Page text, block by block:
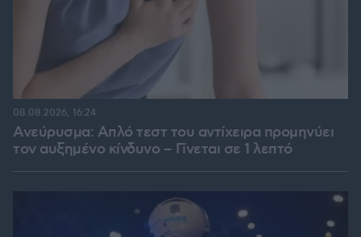
Ανεύρυσμα: Απλό τεστ του αντίχειρα προμηνύει
τον αυξημένο κίνδυνο – Γίνεται σε 1 λεπτό
08.08.2026, 16:24